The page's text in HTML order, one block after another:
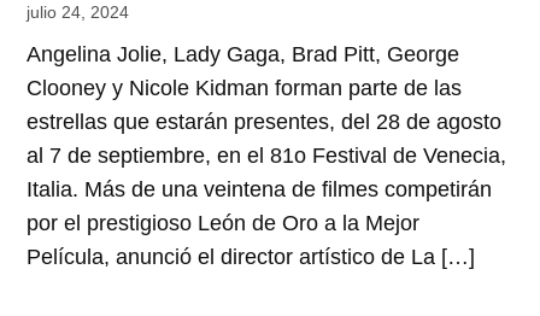
julio 24, 2024
Angelina Jolie, Lady Gaga, Brad Pitt, George
Clooney y Nicole Kidman forman parte de las
estrellas que estarán presentes, del 28 de agosto
al 7 de septiembre, en el 81o Festival de Venecia,
Italia. Más de una veintena de filmes competirán
por el prestigioso León de Oro a la Mejor
Película, anunció el director artístico de La […]